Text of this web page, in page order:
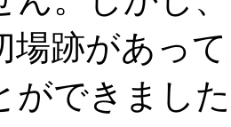
場跡があっ
ができまし